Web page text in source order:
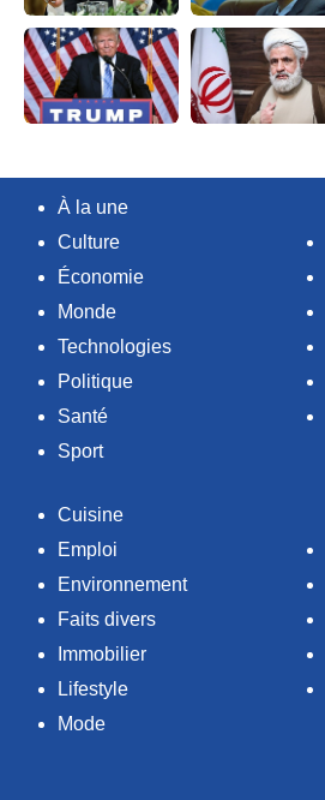
À la une
Culture
Économie
Monde
Technologies
Politique
Santé
Sport
Cuisine
Emploi
Environnement
Faits divers
Immobilier
Lifestyle
Mode